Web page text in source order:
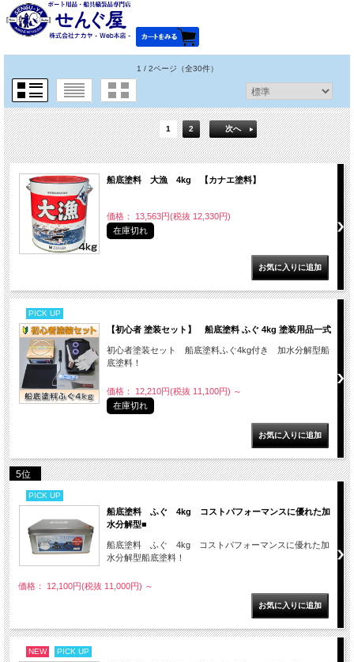
1 / 2ページ （全30件）
1 2 次へ
船底塗料 大漁 4kg 【カナエ塗料】
価格： 13,563円(税抜 12,330円)
在庫切れ
PICK UP
【初心者 塗装セット】 船底塗料 ふぐ 4kg 塗装用品一式
初心者塗装セット 船底塗料ふぐ4kg付き 加水分解型船
底塗料！
価格： 12,210円(税抜 11,100円) ～
在庫切れ
5位
PICK UP
船底塗料 ふぐ 4kg コストパフォーマンスに優れた加
水分解型■
船底塗料 ふぐ 4kg コストパフォーマンスに優れた加
水分解型船底塗料！
価格： 12,100円(税抜 11,000円) ～
NEW PICK UP